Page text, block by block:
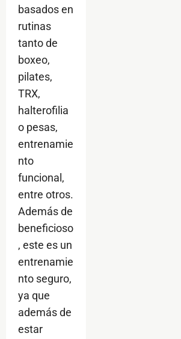
basados en
rutinas
tanto de
boxeo,
pilates,
TRX,
halterofilia
o pesas,
entrenamie
nto
funcional,
entre otros.
Además de
beneficioso
, este es un
entrenamie
nto seguro,
ya que
además de
estar